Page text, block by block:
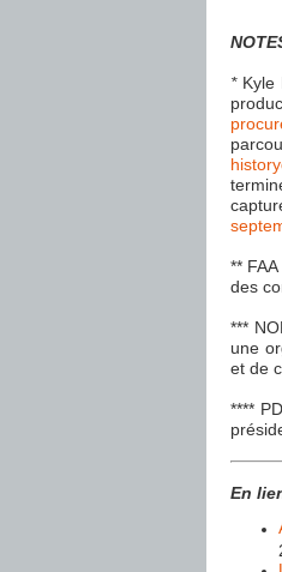
* Kyle
**
des
***
une
et de
****
En